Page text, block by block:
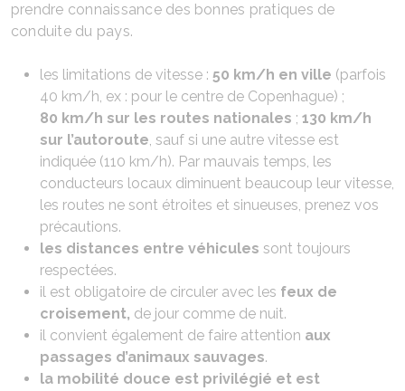
prendre connaissance des bonnes pratiques de
conduite du pays.
les limitations de vitesse : 50 km/h en ville (parfois
40 km/h, ex : pour le centre de Copenhague) ;
80 km/h sur les routes nationales ; 130 km/h
sur l’autoroute, sauf si une autre vitesse est
indiquée (110 km/h). Par mauvais temps, les
conducteurs locaux diminuent beaucoup leur vitesse,
les routes ne sont étroites et sinueuses, prenez vos
précautions.
les distances entre véhicules sont toujours
respectées.
il est obligatoire de circuler avec les feux de
croisement, de jour comme de nuit.
il convient également de faire attention aux
passages d’animaux sauvages.
la mobilité douce est privilégié et est